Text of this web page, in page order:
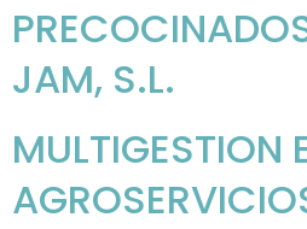
JAM, S.L.
MULTIGESTION